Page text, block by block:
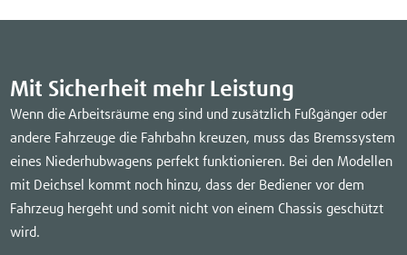
Mit Sicherheit mehr Leistung
Wenn die Arbeitsräume eng sind und zusätzlich Fußgänger oder
andere Fahrzeuge die Fahrbahn kreuzen, muss das Bremssystem
eines Niederhubwagens perfekt funktionieren. Bei den Modellen
mit Deichsel kommt noch hinzu, dass der Bediener vor dem
Fahrzeug hergeht und somit nicht von einem Chassis geschützt
wird.